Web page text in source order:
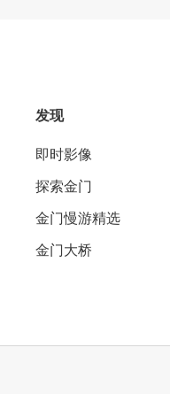
发现
即时影像
探索金门
金门慢游精选
金门大桥